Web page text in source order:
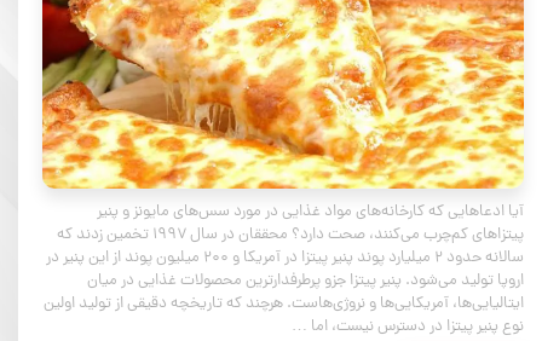
آیا ادعاهایی که کارخانه‌های مواد غذایی در مورد سس‌های مایونز و پنیر
پیتزاهای کم‌چرب می‌کنند، صحت دارد؟ محققان در سال ۱۹۹۷ تخمین زدند که
سالانه حدود ۲ میلیارد پوند پنیر پیتزا در آمریکا و ۲۰۰ میلیون پوند از این پنیر در
اروپا تولید می‌شود. پنیر پیتزا جزو پرطرفدارترین محصولات غذایی در میان
ایتالیایی‌ها، آمریکایی‌ها و نروژی‌هاست. هرچند که تاریخچه دقیقی از تولید اولین
نوع پنیر پیتزا در دسترس نیست، اما …